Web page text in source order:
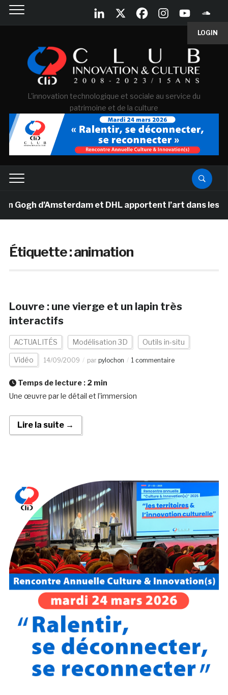
LOGIN
L'innovation technologique et sociale au service du
patrimoine et de la culture
d’Amsterdam et DHL apportent l’art dans les
Étiquette :animation
Louvre : une vierge et un lapin très
interactifs
ACTUALITÉS Modélisation 3D Outils in-situ
Vidéo 14/09/2009 par pylochon 1 commentaire
Temps de lecture : 2 min
Une œuvre par le détail et l’immersion
Lire la suite →